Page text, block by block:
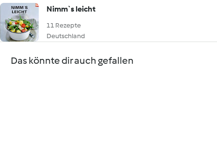
Nimm`s leicht
11 Rezepte
Deutschland
Das könnte dir auch gefallen